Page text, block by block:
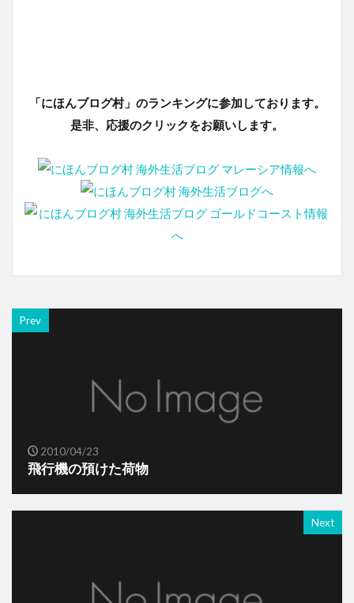
「にほんブログ村」のランキングに参加しております。
是非、応援のクリックをお願いします。
Prev
2010/04/23
飛行機の預けた荷物
Next